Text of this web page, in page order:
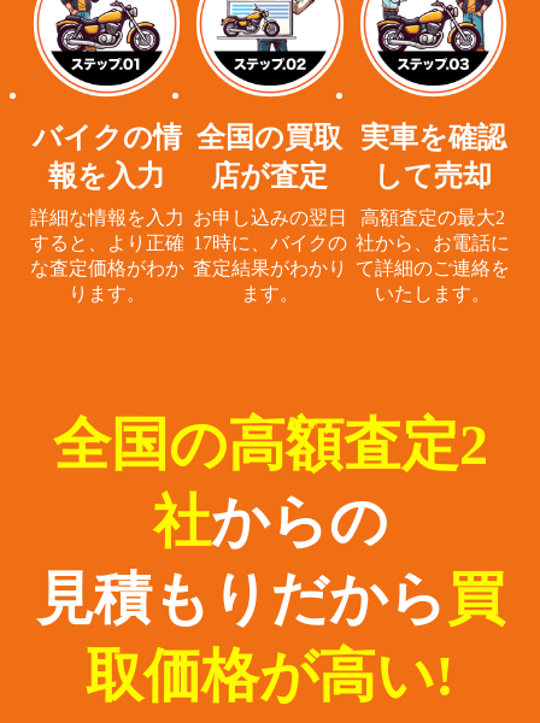
バイクの情
報を入力
詳細な情報を入力
すると、
より正確
な査定価格がわか
ります。
全国の買取
店が査定
お申し込みの翌日
17時に、 バイクの
査定結果がわかり
ます。
実車を確認
して売却
高額査定の最大2
社から、 お電話に
て詳細のご連絡を
いたします。
全国の高額査定2
社からの
見積もりだから 買
取価格が高い!